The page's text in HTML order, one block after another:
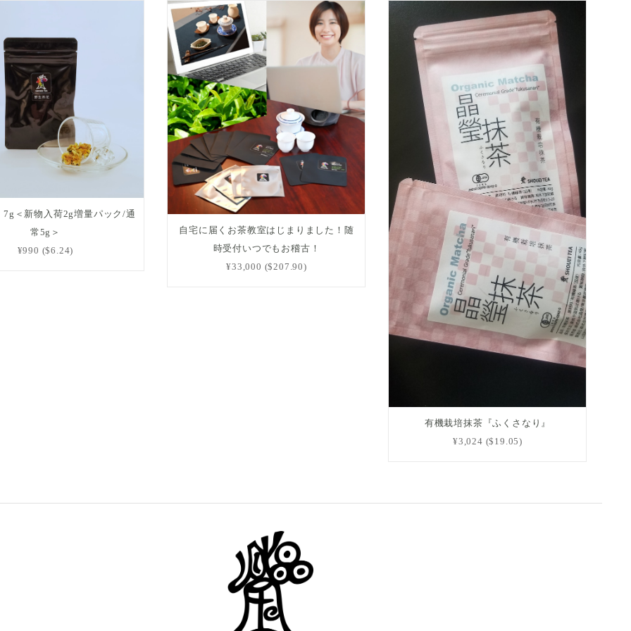
＜新物入荷2g増量パック/通
常5g＞
¥990 ($6.24)
自宅に届くお茶教室はじまりました！随
時受付いつでもお稽古！
¥33,000 ($207.90)
有機栽培抹茶『ふくさなり』
¥3,024 ($19.05)